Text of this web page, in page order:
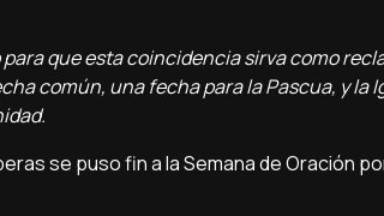
que esta coincidencia sirva como
común, una fecha para la Pascua, y
se puso fin a la Semana de Oración